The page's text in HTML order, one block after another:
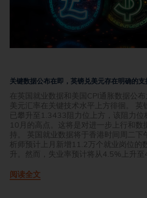
关键数据公布在即，英镑兑美元存在明确的支
在英国就业数据和美国CPI通胀数据公
美元汇率在关键技术水平上方徘徊。 英
已攀升至1.3433阻力位上方，该阻力位
10月的高点。这将是对进一步上行和数
持。 英国就业数据将于香港时间周二下
析师预计上月新增11.2万个就业岗位的
升。然而，失业率预计将从4.5%上升至
阅读全文